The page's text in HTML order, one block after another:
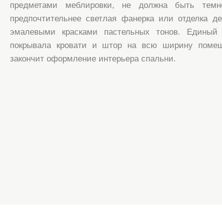
предметами меблировки, не должна быть
предпочтительнее светлая фанерка или отделка
эмалевыми красками пастельных тонов.
покрывала кровати и штор на всю ширину
закончит оформление интерьера спальни.